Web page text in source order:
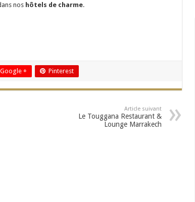
nos hôtels de charme.
Google + Pinterest
Article suivant
Le Touggana Restaurant &
Lounge Marrakech